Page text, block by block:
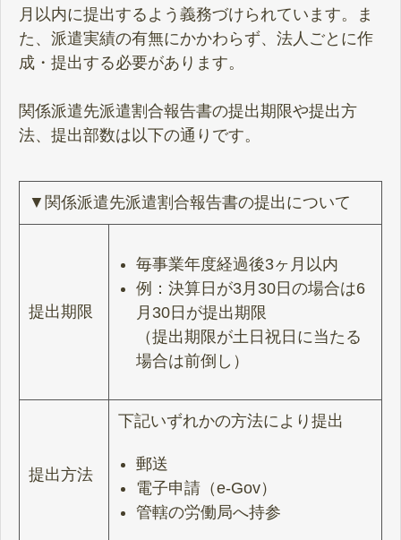
月以内に提出するよう義務づけられています。ま
た、派遣実績の有無にかかわらず、法人ごとに作
成・提出する必要があります。
関係派遣先派遣割合報告書の提出期限や提出方
法、提出部数は以下の通りです。
▼関係派遣先派遣割合報告書の提出について
提出期限
毎事業年度経過後3ヶ月以内
例：決算日が3月30日の場合は6
月30日が提出期限
（提出期限が土日祝日に当たる
場合は前倒し）
提出方法
下記いずれかの方法により提出
郵送
電子申請（e-Gov）
管轄の労働局へ持参